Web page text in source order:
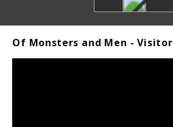
Of Monsters and Men - Visitor